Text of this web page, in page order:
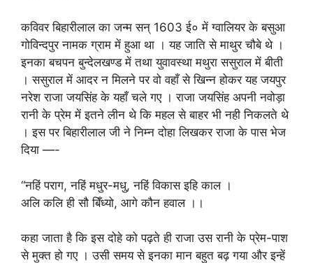
कविवर बिहारीलाल का जन्म सन् 1603 ई० में ग्वालियर के बसुआ
गोविन्दपुर नामक ग्राम में हुआ था । यह जाति से माथुर चौबे थे ।
इनका बचपन बुन्देलखण्ड में तथा युवावस्था मथुरा ससुराल में बीती
। ससुराल में आदर न मिलने पर वो वहाँ से खिन्न होकर यह जयपुर
नरेश राजा जयसिंह के यहाँ चले गए । राजा जयसिंह अपनी नवोड़ा
रानी के प्रेम में इतने लीन थे कि महल से बाहर भी नही निकलते थे
। इस पर बिहारीलाल जी ने निम्न दोहा लिखकर राजा के पास भेज
दिया —-
“नहिं पराग, नहिं मधुर-मधु, नहिं विकास इहि काल ।
अलि कलि ही सौ बिँध्यो, आगे कौन हवाल ।।
कहा जाता है कि इस दोहे को पढ़ते ही राजा उस रानी के प्रेम-पाश
से मुक्त हो गए । उसी समय से इनका मान बहुत बढ़ गया और इन्हें